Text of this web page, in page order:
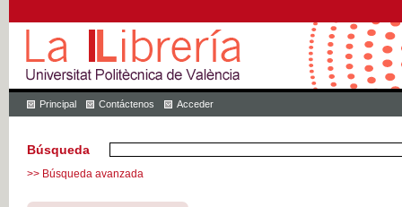
Principal Contáctenos Acceder
Búsqueda
>> Búsqueda avanzada